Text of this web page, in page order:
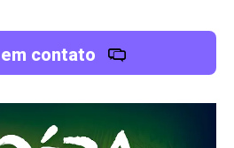
contato